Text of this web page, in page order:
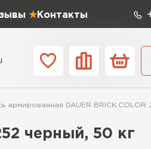
Контакты
мм
600х400х250
армированная DAUER
черный, 50 кг